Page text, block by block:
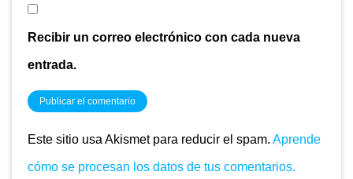
Recibir un correo electrónico con cada nueva
entrada.
Este sitio usa Akismet para reducir el spam. Aprende
cómo se procesan los datos de tus comentarios.